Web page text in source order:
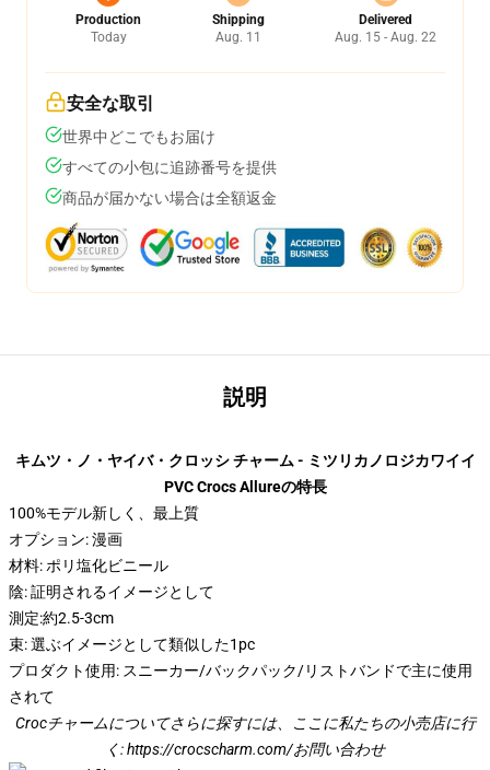
Production
Today
Shipping
Aug. 11
Delivered
Aug. 15 - Aug. 22
安全な取引
世界中どこでもお届け
すべての小包に追跡番号を提供
商品が届かない場合は全額返金
説明
キムツ・ノ・ヤイバ・クロッシ チャーム - ミツリカノロジカワイイ
PVC Crocs Allureの特長
100%モデル新しく、最上質
オプション: 漫画
材料: ポリ塩化ビニール
陰: 証明されるイメージとして
測定:約2.5-3cm
束: 選ぶイメージとして類似した1pc
プロダクト使用: スニーカー/バックパック/リストバンドで主に使用
されて
Crocチャームについてさらに探すには、ここに私たちの小売店に行
く:https://crocscharm.com/お問い合わせ